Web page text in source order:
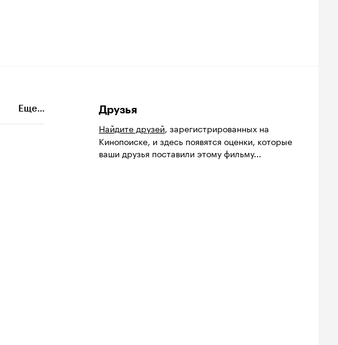
Еще...
Друзья
Найдите друзей, зарегистрированных на
Кинопоиске, и здесь появятся оценки, которые
ваши друзья поставили этому фильму...